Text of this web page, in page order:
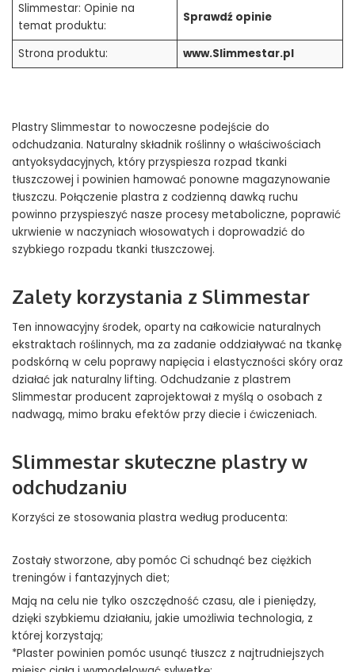
Slimmestar: Opinie na
temat produktu:
Sprawdź opinie
Strona produktu: www.Slimmestar.pl
Plastry Slimmestar to nowoczesne podejście do
odchudzania. Naturalny składnik roślinny o właściwościach
antyoksydacyjnych, który przyspiesza rozpad tkanki
tłuszczowej i powinien hamować ponowne magazynowanie
tłuszczu. Połączenie plastra z codzienną dawką ruchu
powinno przyspieszyć nasze procesy metaboliczne, poprawić
ukrwienie w naczyniach włosowatych i doprowadzić do
szybkiego rozpadu tkanki tłuszczowej.
Zalety korzystania z Slimmestar
Ten innowacyjny środek, oparty na całkowicie naturalnych
ekstraktach roślinnych, ma za zadanie oddziaływać na tkankę
podskórną w celu poprawy napięcia i elastyczności skóry oraz
działać jak naturalny lifting. Odchudzanie z plastrem
Slimmestar producent zaprojektował z myślą o osobach z
nadwagą, mimo braku efektów przy diecie i ćwiczeniach.
Slimmestar skuteczne plastry w
odchudzaniu
Korzyści ze stosowania plastra według producenta:
Zostały stworzone, aby pomóc Ci schudnąć bez ciężkich
treningów i fantazyjnych diet;
Mają na celu nie tylko oszczędność czasu, ale i pieniędzy,
dzięki szybkiemu działaniu, jakie umożliwia technologia, z
której korzystają;
*Plaster powinien pomóc usunąć tłuszcz z najtrudniejszych